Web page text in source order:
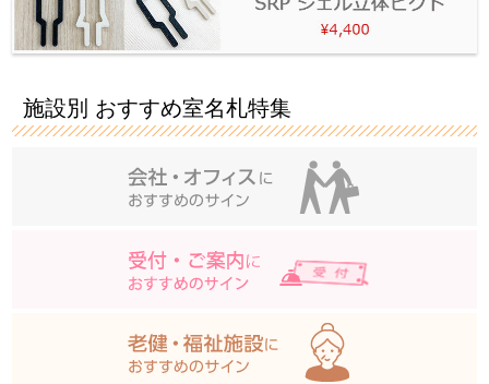
施設別 おすすめ室名札特集